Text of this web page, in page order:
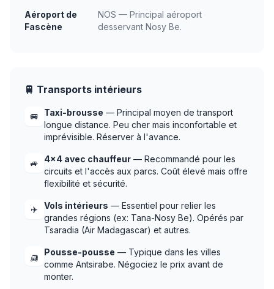
Aéroport de
Fascène
NOS — Principal aéroport
desservant Nosy Be.
🚆 Transports intérieurs
🚐 Taxi-brousse — Principal moyen de transport
longue distance. Peu cher mais inconfortable et
imprévisible. Réserver à l'avance.
🚙 4x4 avec chauffeur — Recommandé pour les
circuits et l'accès aux parcs. Coût élevé mais offre
flexibilité et sécurité.
✈️ Vols intérieurs — Essentiel pour relier les
grandes régions (ex: Tana-Nosy Be). Opérés par
Tsaradia (Air Madagascar) et autres.
🛺 Pousse-pousse — Typique dans les villes
comme Antsirabe. Négociez le prix avant de
monter.